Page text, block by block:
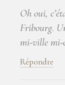
Oh oui,
Fribourg.
mi-ville mi-
Répondre